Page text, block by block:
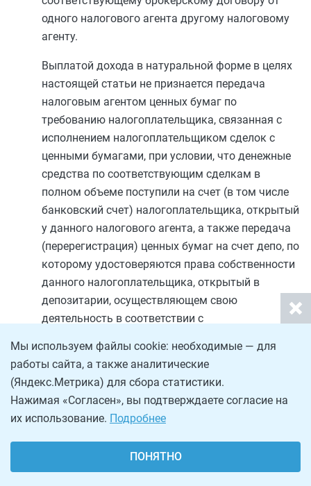
одного налогового агента другому налоговому
агенту.
Выплатой дохода в натуральной форме в целях
настоящей статьи не признается передача
налоговым агентом ценных бумаг по
требованию налогоплательщика, связанная с
исполнением налогоплательщиком сделок с
ценными бумагами, при условии, что денежные
средства по соответствующим сделкам в
полном объеме поступили на счет (в том числе
банковский счет) налогоплательщика, открытый
у данного налогового агента, а также передача
(перерегистрация) ценных бумаг на счет депо, по
которому удостоверяются права собственности
данного налогоплательщика, открытый в
депозитарии, осуществляющем свою
деятельность в соответствии с
При выплате дохода в натуральной форме
сумма выплаты определяется как сумма
фактически произведенных и документально
подтвержденных расходов на приобретение
налогоплательщику или иному лицу.
Мы используем файлы cookie: необходимые — для
работы сайта, а также аналитические
(Яндекс.Метрика) для сбора статистики.
Нажимая «Согласен», вы подтверждаете согласие на
их использование. Подробнее
ПОНЯТНО